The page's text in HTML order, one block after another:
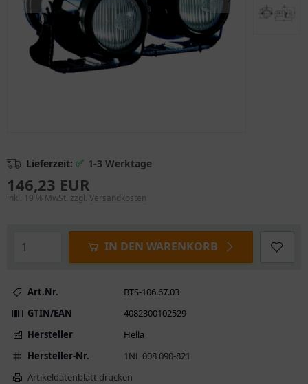
Lieferzeit: ✅ 1-3 Werktage
146,23 EUR
inkl. 19 % MwSt. zzgl. Versandkosten
IN DEN WARENKORB
Art.Nr.
BTS-106.67.03
GTIN/EAN
4082300102529
Hersteller
Hella
Hersteller-Nr.
1NL 008 090-821
Artikeldatenblatt drucken